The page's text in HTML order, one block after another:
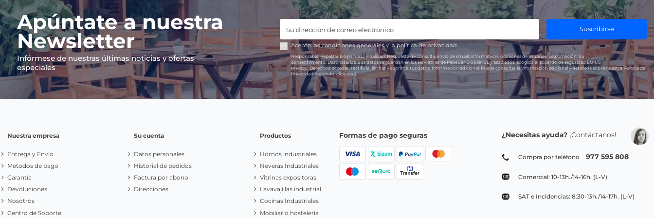
Apúntate a nuestra
Newsletter
Infórmese de nuestras últimas noticias y ofertas
especiales
Suscribirse
Acepto lascondiciones generalesy lapolítica de privacidad
Responsable:PepeBar E-Spain S.L.Finalidad:Respuesta de consulta, envío de emails informativos, opiniones de usuarios. Legitimación: Su
consentimiento.Destinatarios:Sus datos se guardan en los servidores de PepeBar E-Spain SL y asociados, acogido al acuerdo de seguridad EU-US
Privacy.Derechos:acceder, rectificar, limitar y suprimir tus datos. Información adicional:Puede consultar la información adicional y detallada sobre nuestra Política de
Privacidad haciendoclick aquí.
Nuestra empresa
Entrega y Envío
Metodos de pago
Garantía
Devoluciones
Nosotros
Centro de Soporte
Su cuenta
Datos personales
Historial de pedidos
Factura por abono
Direcciones
Productos
Hornos industriales
Neveras Industriales
Vitrinas expositoras
Lavavajillas industrial
Cocinas Industriales
Mobiliario hostelería
Formas de pago seguras ¿Necesitas ayuda? ¡Contáctanos!
Compra por teléfono 977 595 808
Comercial: 10-13h./14-16h. (L-V)
SAT e Incidencias: 8:30-13h./14-17h. (L-V)